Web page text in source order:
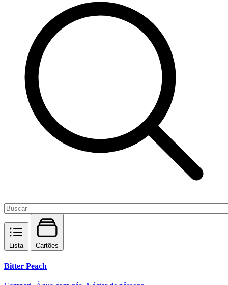
Lista Cartões
Bitter Peach